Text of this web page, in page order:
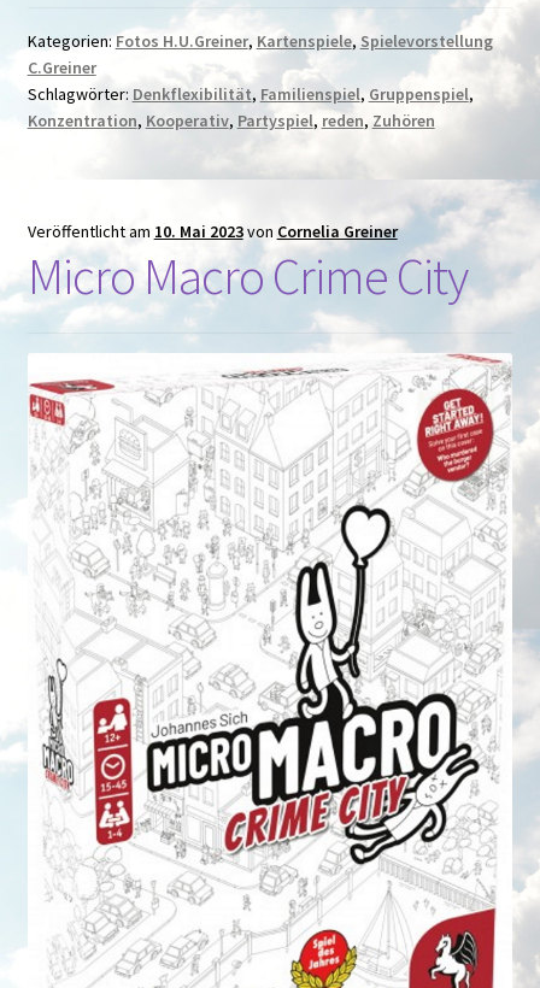
Kategorien:Fotos H.U.Greiner, Kartenspiele, Spielevorstellung
C.Greiner
Schlagwörter: Denkflexibilität, Familienspiel, Gruppenspiel,
Konzentration, Kooperativ, Partyspiel, reden, Zuhören
Veröffentlicht am 10. Mai 2023von Cornelia Greiner
Micro Macro Crime City